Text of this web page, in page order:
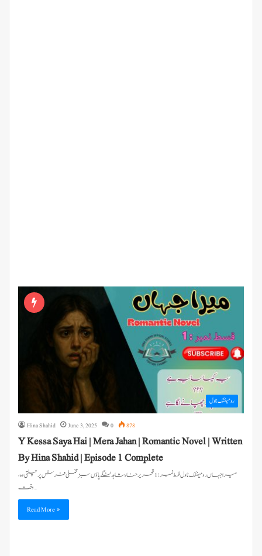
رومینٹک ناول
Hina Shahid June 3, 2025 0 878
Y Kessa Saya Hai | Mera Jahan | Romantic Novel | Written
By Hina Shahid | Episode 1 Complete
میرا جہاں رومینٹک ناول قسط نمبر : 1 تحریر حناء شاہد ننگے پاؤں سبز مخملی فرش پر چلتی وہ،
وقت…
Read More »